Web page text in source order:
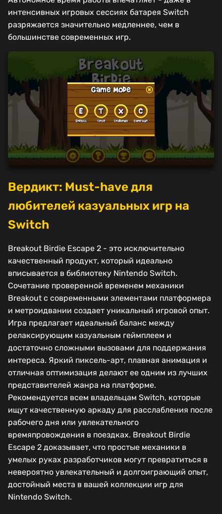
интенсивных игровых сессиях батарея Switch
разряжается значительно медленнее, чем в
большинстве современных игр.
Вердикт: Must-have для
любителей казуальных игр на
Switch
Breakout Birdie Escape 2 - это исключительно
качественный продукт, который идеально
вписывается в библиотеку Nintendo Switch.
Сочетание проверенной временем механики
Breakout с современными элементами платформера
и метроидвании создает уникальный игровой опыт.
Игра предлагает идеальный баланс между
релаксирующим казуальным геймплеем и
достаточно сложными вызовами для поддержания
интереса. Яркий пиксель-арт, плавная анимация и
отличная оптимизация делают ее одним из лучших
представителей жанра на платформе.
Рекомендуется всем владельцам Switch, которые
ищут качественную аркаду для расслабления после
рабочего дня или увлекательного
времяпровождения в поездках. Breakout Birdie
Escape 2 доказывает, что простые механики в
умелых руках разработчиков могут превратиться в
невероятно увлекательный и долгоиграющий опыт,
достойный места в вашей коллекции игр для
Nintendo Switch.